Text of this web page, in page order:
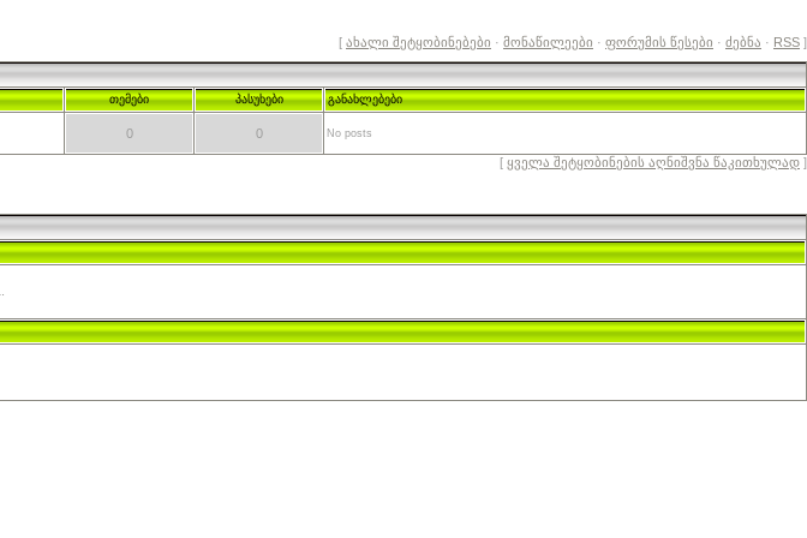
[ ახალი შეტყობინებები · მონაწილეები · ფორუმის წესები · ძებნა · RSS ]
თემები პასუხები განახლებები
0 0 No posts
[ ყველა შეტყობინების აღნიშვნა წაკითხულად ]